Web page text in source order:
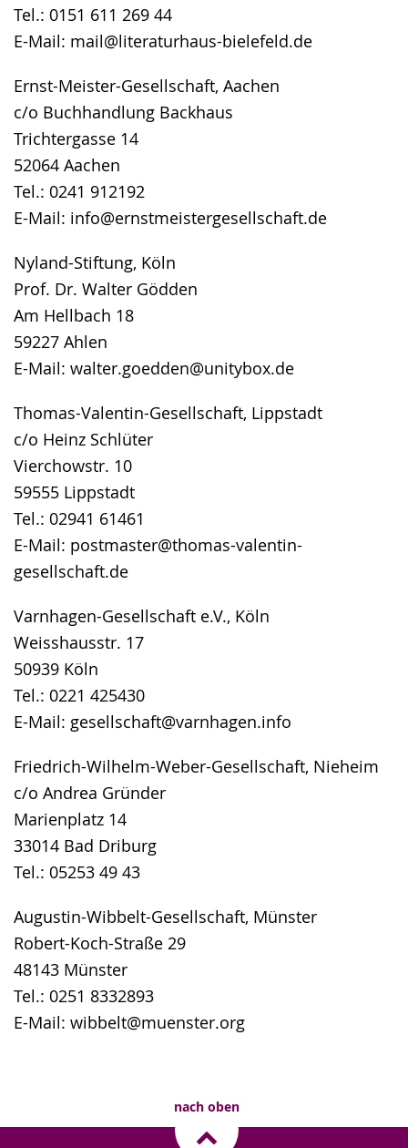
Tel.: 0151 611 269 44
E-Mail: mail@literaturhaus-bielefeld.de
Ernst-Meister-Gesellschaft, Aachen
c/o Buchhandlung Backhaus
Trichtergasse 14
52064 Aachen
Tel.: 0241 912192
E-Mail: info@ernstmeistergesellschaft.de
Nyland-Stiftung, Köln
Prof. Dr. Walter Gödden
Am Hellbach 18
59227 Ahlen
E-Mail: walter.goedden@unitybox.de
Thomas-Valentin-Gesellschaft, Lippstadt
c/o Heinz Schlüter
Vierchowstr. 10
59555 Lippstadt
Tel.: 02941 61461
E-Mail: postmaster@thomas-valentin-
gesellschaft.de
Varnhagen-Gesellschaft e.V., Köln
Weisshausstr. 17
50939 Köln
Tel.: 0221 425430
E-Mail: gesellschaft@varnhagen.info
Friedrich-Wilhelm-Weber-Gesellschaft, Nieheim
c/o Andrea Gründer
Marienplatz 14
33014 Bad Driburg
Tel.: 05253 49 43
Augustin-Wibbelt-Gesellschaft, Münster
Robert-Koch-Straße 29
48143 Münster
Tel.: 0251 8332893
E-Mail: wibbelt@muenster.org
nach oben